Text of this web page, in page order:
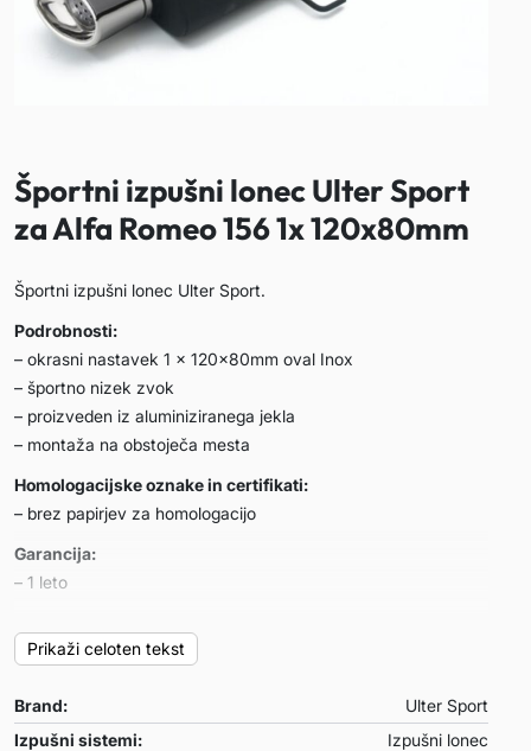
Športni izpušni lonec Ulter Sport
za Alfa Romeo 156 1x 120x80mm
Športni izpušni lonec Ulter Sport.
Podrobnosti:
– okrasni nastavek 1 x 120x80mm oval Inox
– športno nizek zvok
– proizveden iz aluminiziranega jekla
– montaža na obstoječa mesta
Homologacijske oznake in certifikati:
– brez papirjev za homologacijo
Garancija:
– 1 leto
Alfa Romeo 156 SPORTWAGON – SEDAN
– motor: 1.9 JTD 77/81/85/93/103/110kW-2.4 JTD
100/103/110/129kW-2.5 V6 140/141kW
Prikaži celoten tekst
Brand:
Ulter Sport
Izpušni sistemi:
Izpušni lonec